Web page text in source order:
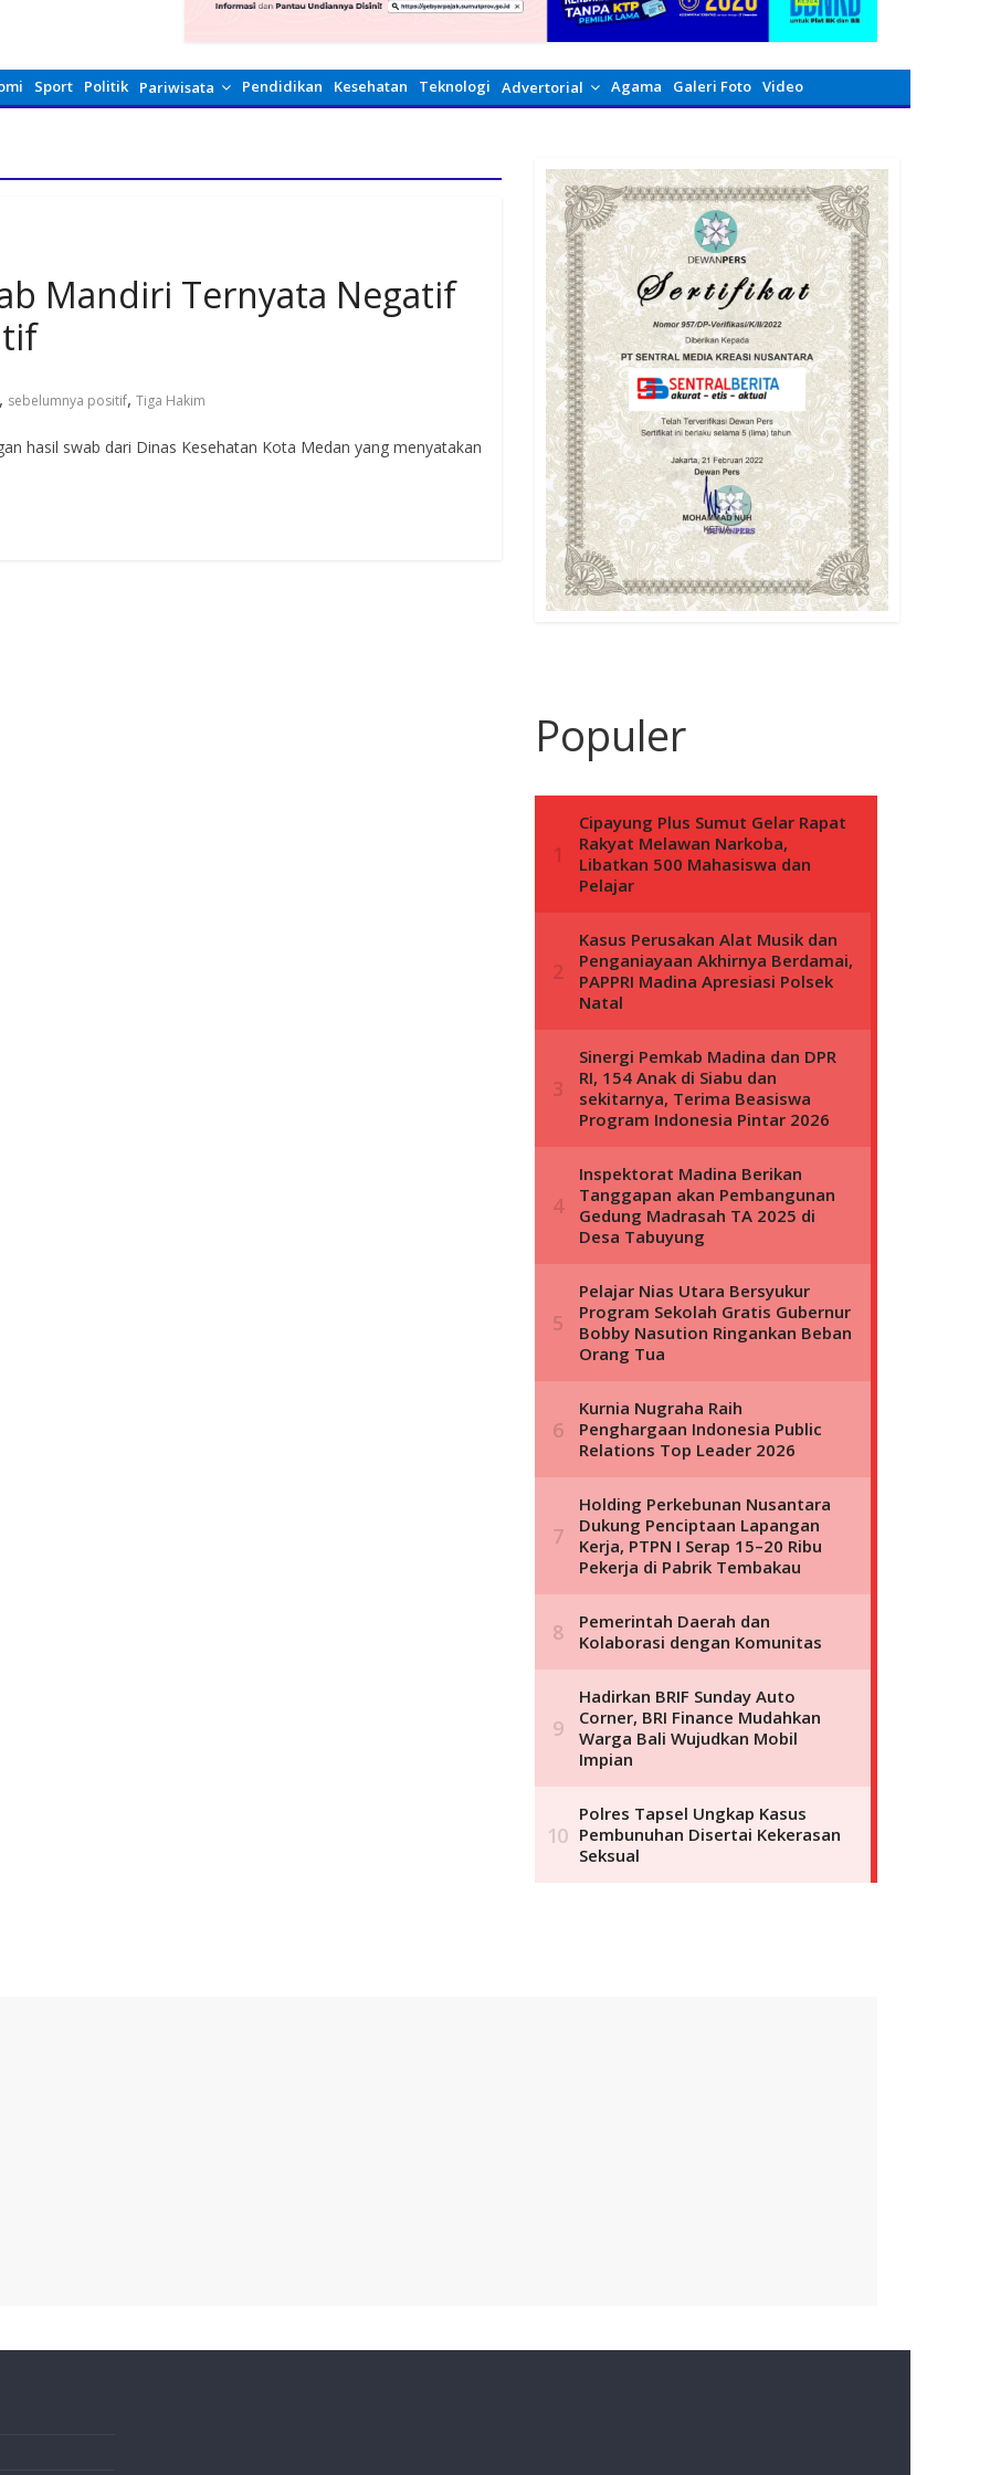
Sport Politik Pariwisata Pendidikan Kesehatan Teknologi Advertorial Agama Galeri Foto Video
Mandiri Ternyata Negatif
, sebelumnya positif, Tiga Hakim
hasil swab dari Dinas Kesehatan Kota Medan yang menyatakan
Populer